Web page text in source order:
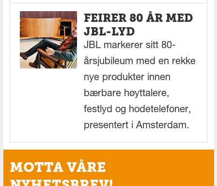
FEIRER 80 ÅR MED
JBL-LYD
JBL markerer sitt 80-
årsjubileum med en rekke
nye produkter innen
bærbare høyttalere,
festlyd og hodetelefoner,
presentert i Amsterdam.
MOTTA VÅRE